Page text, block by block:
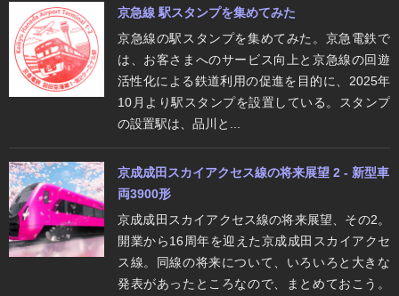
京急線 駅スタンプを集めてみた
京急線の駅スタンプを集めてみた。京急電鉄で
は、お客さまへのサービス向上と京急線の回遊
活性化による鉄道利用の促進を目的に、2025年
10月より駅スタンプを設置している。スタンプ
の設置駅は、品川と...
京成成田スカイアクセス線の将来展望 2 - 新型車
両3900形
京成成田スカイアクセス線の将来展望、その2。
開業から16周年を迎えた京成成田スカイアクセ
ス線。同線の将来について、いろいろと大きな
発表があったところなので、まとめておこう。